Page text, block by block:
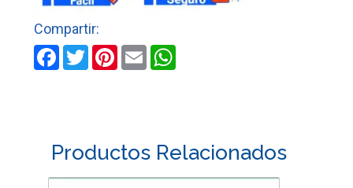
PARA
INTERNET
cantidadFacebook
TwitterPinterest
EmailWhatsApp
Productos Relacionados